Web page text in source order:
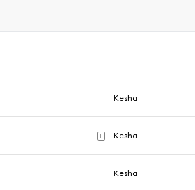
Kesha
E Kesha
Kesha